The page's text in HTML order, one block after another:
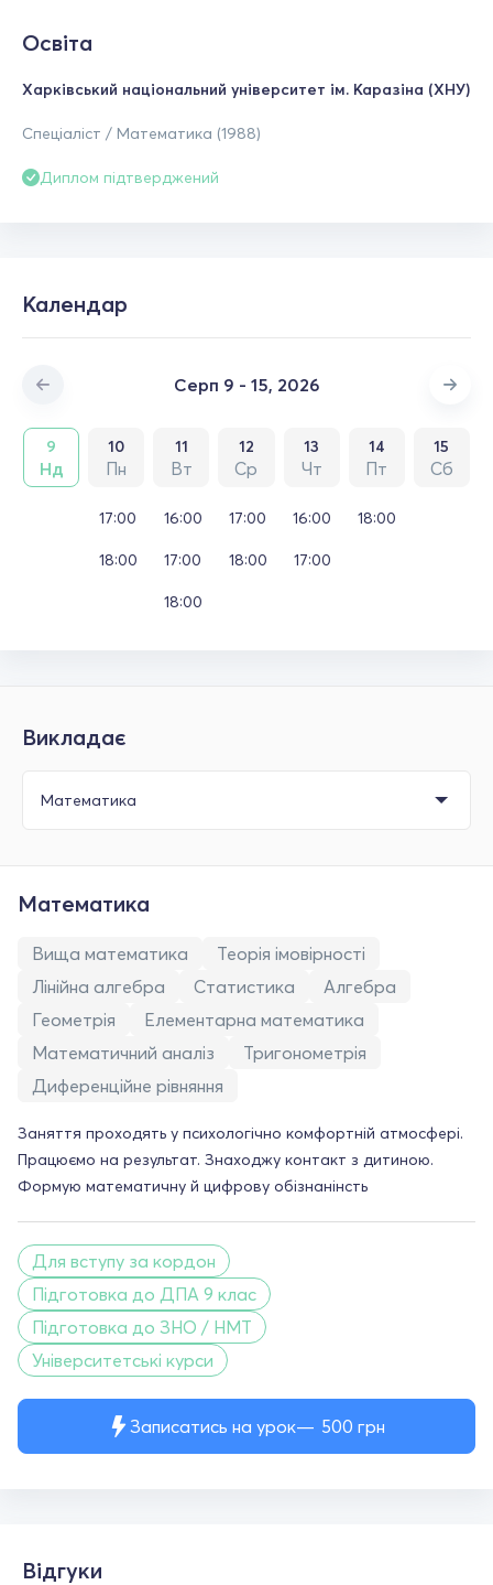
Освіта
Харківський національний університет ім. Каразіна (ХНУ)
Спеціаліст / Математика (1988)
Диплом підтверджений
Календар
Серп 9 - 15, 2026
9
Нд
10
Пн
11
Вт
12
Ср
13
Чт
14
Пт
15
Сб
17:00
18:00
16:00
17:00
18:00
17:00
18:00
16:00
17:00
18:00
Викладає
Записатись на урок 500 грн
Математика
Вища математика
Теорія імовірності
Лінійна алгебра
Статистика
Алгебра
Геометрія
Елементарна математика
Математичний аналіз
Тригонометрія
Диференційне рівняння
Заняття проходять у психологічно комфортній атмосфері.
Працюємо на результат. Знаходжу контакт з дитиною.
Формую математичну й цифрову обізнанінсть
Для вступу за кордон
Підготовка до ДПА 9 клас
Підготовка до ЗНО / НМТ
Університетські курси
Відгуки